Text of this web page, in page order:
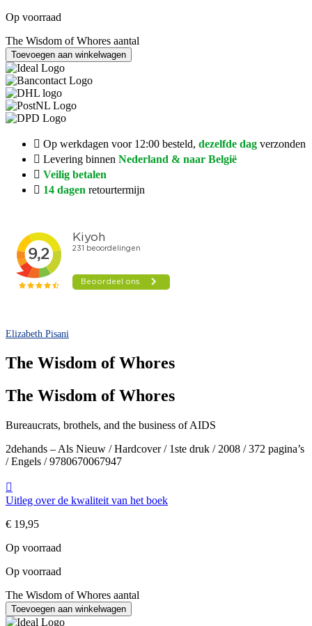
Op voorraad
The Wisdom of Whores aantal
Toevoegen aan winkelwagen
Op werkdagen voor 12:00 besteld, dezelfde dag verzonden
Levering binnen Nederland & naar België
Veilig betalen
14 dagen retourtermijn
Elizabeth Pisani
The Wisdom of Whores
The Wisdom of Whores
Bureaucrats, brothels, and the business of AIDS
2dehands – Als Nieuw / Hardcover / 1ste druk / 2008 / 372 pagina’s
/ Engels / 9780670067947
Uitleg over de kwaliteit van het boek
€ 19,95
Op voorraad
Op voorraad
The Wisdom of Whores aantal
Toevoegen aan winkelwagen